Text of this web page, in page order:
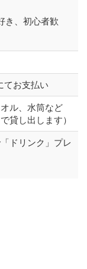
き、初心者歓
お支払い
ル、水筒など
貸し出します）
ドリンク」プレ